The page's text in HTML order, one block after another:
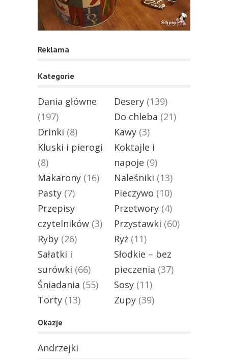
Reklama
Kategorie
Dania główne
(197)
Desery (139)
Do chleba (21)
Drinki (8) Kawy (3)
Kluski i pierogi
(8)
Koktajle i
napoje (9)
Makarony (16) Naleśniki (13)
Pasty (7) Pieczywo (10)
Przepisy
czytelników (3)
Przetwory (4)
Przystawki (60)
Ryby (26) Ryż (11)
Sałatki i
surówki (66)
Słodkie – bez
pieczenia (37)
Śniadania (55) Sosy (11)
Torty (13) Zupy (39)
Okazje
Andrzejki